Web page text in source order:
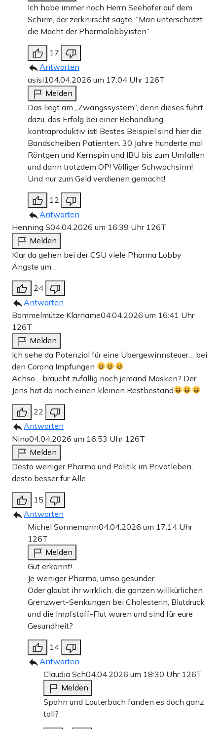
Ich habe immer noch Herrn Seehofer auf dem
Schirm, der zerknirscht sagte :“Man unterschätzt
die Macht der Pharmalobbyisten“
17
Antworten
asisi104.04.2026 um 17:04 Uhr 126T
Melden
Das liegt am „Zwangssystem“, denn dieses führt
dazu, das Erfolg bei einer Behandlung
kontraproduktiv ist! Bestes Beispiel sind hier die
Bandscheiben Patienten. 30 Jahre hunderte mal
Röntgen und Kernspin und IBU bis zum Umfallen
und dann trotzdem OP! Völliger Schwachsinn!
Und nur zum Geld verdienen gemacht!
12
Antworten
Henning S04.04.2026 um 16:39 Uhr 126T
Melden
Klar da gehen bei der CSU viele Pharma Lobby
Ängste um…
24
Antworten
Bommelmütze Klarname04.04.2026 um 16:41 Uhr
126T
Melden
Ich sehe da Potenzial für eine Übergewinnsteuer… bei
den Corona Impfungen
Achso… braucht zufällig noch jemand Masken? Der
Jens hat da noch einen kleinen Restbestand
22
Antworten
Nino04.04.2026 um 16:53 Uhr 126T
Melden
Desto weniger Pharma und Politik im Privatleben,
desto besser für Alle.
15
Antworten
Michel Sonnemann04.04.2026 um 17:14 Uhr
126T
Melden
Gut erkannt!
Je weniger Pharma, umso gesünder.
Oder glaubt ihr wirklich, die ganzen willkürlichen
Grenzwert-Senkungen bei Cholesterin, Blutdruck
und die Impfstoff-Flut waren und sind für eure
Gesundheit?
14
Antworten
Claudia Sch04.04.2026 um 18:30 Uhr 126T
Melden
Spahn und Lauterbach fanden es doch ganz
toll?